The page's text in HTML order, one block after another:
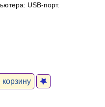
USB-порт.